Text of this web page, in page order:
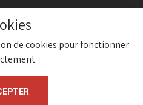
de cookies pour fonctionner